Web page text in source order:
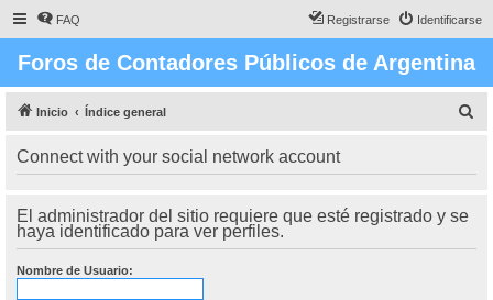
FAQ Identificarse
Registrarse
Foros de Contadores Públicos de Argentina
Inicio Índice general
Connect with your social network account
El administrador del sitio requiere que esté registrado y se
haya identificado para ver perfiles.
Nombre de Usuario: